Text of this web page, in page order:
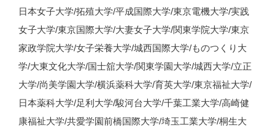
日本女子大学/拓殖大学/平成国際大学/東京電機大学/実践
女子大学/東京国際大学/大妻女子大学/関東学院大学/東京
家政学院大学/女子栄養大学/城西国際大学/ものつくり大
学/大東文化大学/国士舘大学/関東学園大学/城西大学/立正
大学/尚美学園大学/横浜薬科大学/育英大学/東京福祉大学/
日本薬科大学/足利大学/駿河台大学/千葉工業大学/高崎健
康福祉大学/共愛学園前橋国際大学/埼玉工業大学/桐生大